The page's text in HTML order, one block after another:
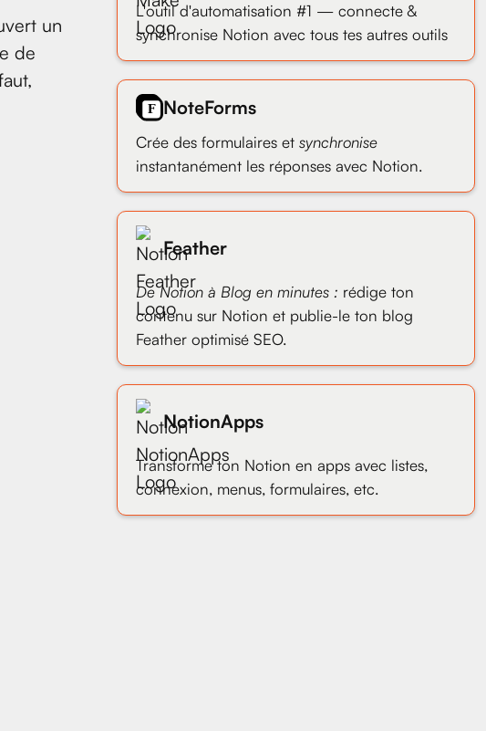
un
de
L'outil d'automatisation #1 — connecte &
synchronise Notion avec tous tes autres outils
NoteForms
Crée des formulaires et synchronise
instantanément les réponses avec Notion.
Feather
De Notion à Blog en minutes : rédige ton
contenu sur Notion et publie-le ton blog
Feather optimisé SEO.
NotionApps
Transforme ton Notion en apps avec listes,
connexion, menus, formulaires, etc.